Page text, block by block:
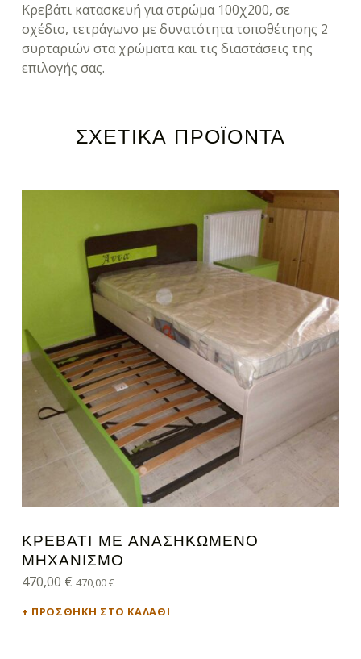
Κρεβάτι κατασκευή για στρώμα 100χ200, σε
σχέδιο, τετράγωνο με δυνατότητα τοποθέτησης 2
συρταριών στα χρώματα και τις διαστάσεις της
επιλογής σας.
ΣΧΕΤΙΚΆ ΠΡΟΪΌΝΤΑ
ΚΡΕΒΆΤΙ ΜΕ ΑΝΑΣΗΚΩΜΈΝΟ
ΜΗΧΑΝΙΣΜΌ
470,00 € 470,00€
ΠΡΟΣΘΉΚΗ ΣΤΟ ΚΑΛΆΘΙ